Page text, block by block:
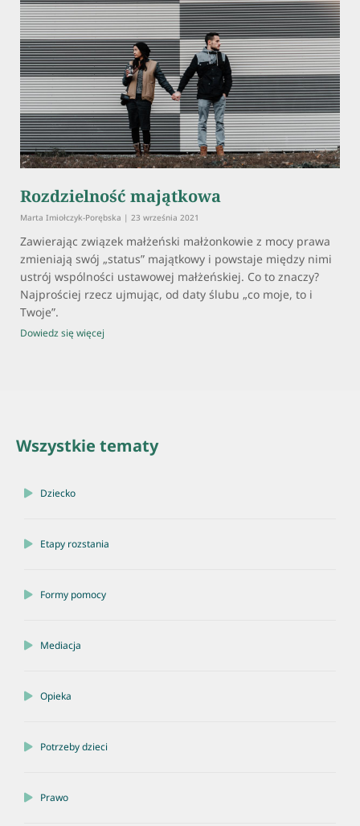
Rozdzielność majątkowa
Marta Imiołczyk-Porębska 23 września 2021
Zawierając związek małżeński małżonkowie z mocy prawa
zmieniają swój „status” majątkowy i powstaje między nimi
ustrój wspólności ustawowej małżeńskiej. Co to znaczy?
Najprościej rzecz ujmując, od daty ślubu „co moje, to i
Twoje”.
Dowiedz się więcej
Wszystkie tematy
Dziecko
Etapy rozstania
Formy pomocy
Mediacja
Opieka
Potrzeby dzieci
Prawo